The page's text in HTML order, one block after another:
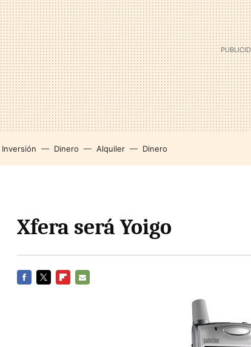
Inversión Dinero Alquiler Dinero
Xfera será Yoigo